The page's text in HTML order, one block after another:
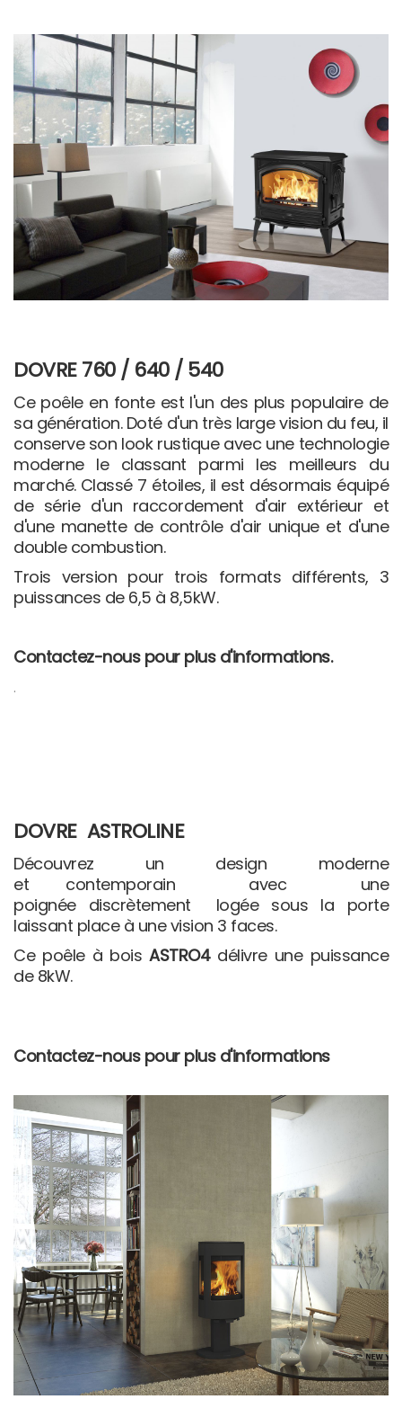
DOVRE 760 / 640 / 540
Ce poêle en fonte est l'un des plus populaire de
sa génération. Doté d'un très large vision du feu, il
conserve son look rustique avec une technologie
moderne le classant parmi les meilleurs du
marché. Classé 7 étoiles, il est désormais équipé
de série d'un raccordement d'air extérieur et
d'une manette de contrôle d'air unique et d'une
double combustion.
Trois version pour trois formats différents, 3
puissances de 6,5 à 8,5kW.
Contactez-nous pour plus d'informations.
.
DOVRE ASTROLINE
Découvrez un design moderne
et contemporain
avec une
poignée discrètement
logée sous la porte
laissant place à une vision 3 faces.
Ce poêle à boisASTRO4 délivre une puissance
de 8kW.
Contactez-nous pour plus d'informations